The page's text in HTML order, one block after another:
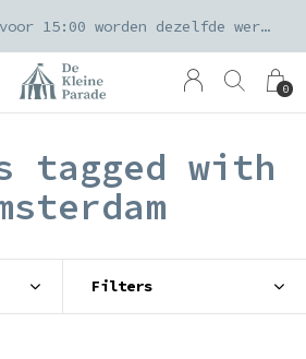
0
Orders geplaatst voor 15:00 worden dezelfde werkdag verzonden
tagged with
Filters